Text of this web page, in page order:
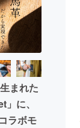
業
域活性化
Good
まれた
に、
ラボモ